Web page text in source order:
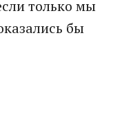
только мы
бы